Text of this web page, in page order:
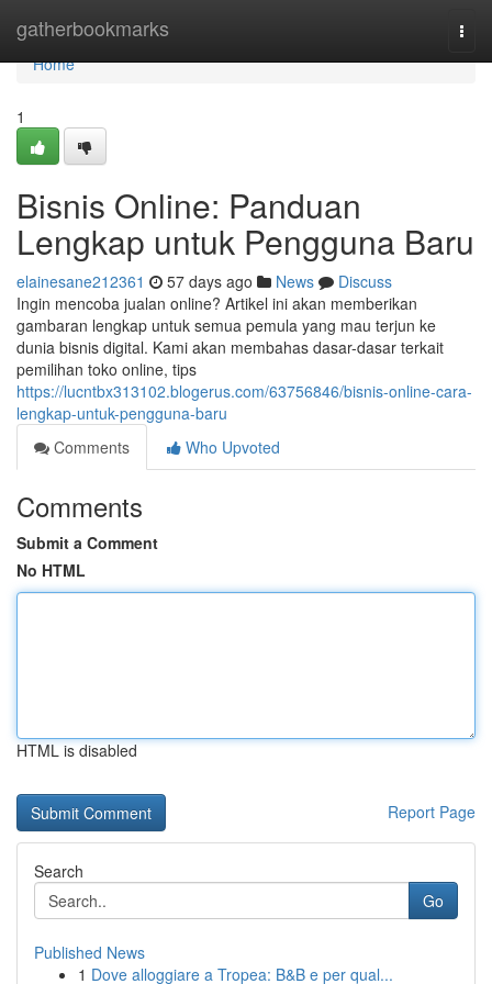
gatherbookmarks
Home
Home
1
Bisnis Online: Panduan
Lengkap untuk Pengguna Baru
elainesane212361 57 days ago News
Discuss
Ingin mencoba jualan online? Artikel ini akan memberikan
gambaran lengkap untuk semua pemula yang mau terjun ke
dunia bisnis digital. Kami akan membahas dasar-dasar terkait
pemilihan toko online, tips
https://lucntbx313102.blogerus.com/63756846/bisnis-online-cara-
lengkap-untuk-pengguna-baru
Comments
Who Upvoted
Comments
Submit a Comment
No HTML
HTML is disabled
Report Page
Search
Go
Published News
1 Dove alloggiare a Tropea: B&B e per qual...